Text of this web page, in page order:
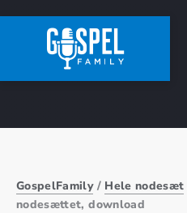
GospelFamily/ Hele nodesæt
nodesættet, download